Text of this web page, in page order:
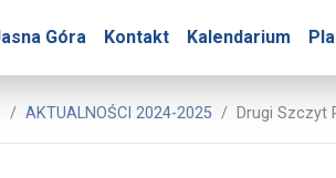
Góra Kontakt Kalendarium
Góry – Drugi
Biuro Prasowe Jasnej Góry
AKTUALNOŚCI 2024-2025 Drugi Szczyt